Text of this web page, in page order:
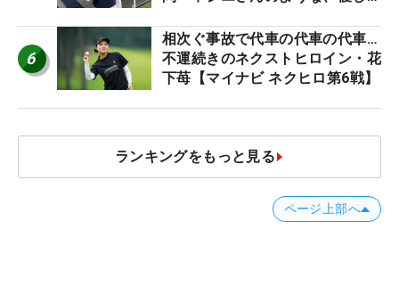
になりたいです」
6
相次ぐ事故で代車の代車の代車…
不運続きのネクストヒロイン・花
下苺【マイナビ ネクヒロ第6戦】
ランキングをもっと見る
ページ上部へ